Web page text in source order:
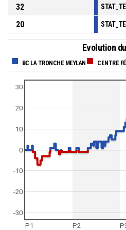
32
20
Evolution
BC LA TRONCHE MEYLAN CENTRE
P1 P2
0
10
20
30
-30
-20
-10